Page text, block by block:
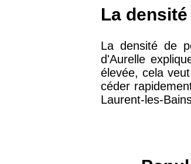
75017 - Paris 17ème
arrondissement
75016 -Paris 16ème
arrondissement
83000 -Toulon
La
La densité de
d'Aurelle
élevée, cela
céder
Laurent-les-